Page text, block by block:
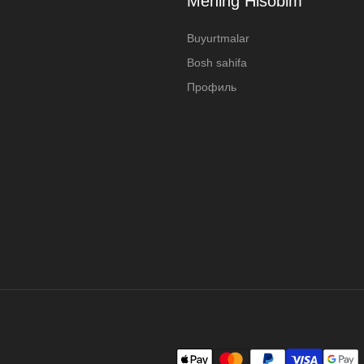
Buyurtmalar
Bosh sahifa
Профиль